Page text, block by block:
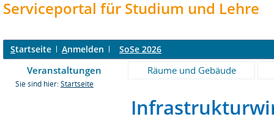
Serviceportal für Studium und Lehre
Startseite Anmelden SoSe 2026
Veranstaltungen Räume und Gebäude
Sie sind hier: Startseite